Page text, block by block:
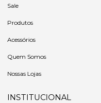
Sale
Produtos
Acessórios
Quem Somos
Nossas Lojas
INSTITUCIONAL